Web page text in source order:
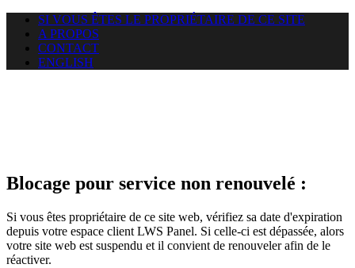
SI VOUS ÊTES LE PROPRIÉTAIRE DE CE SITE
A PROPOS
CONTACT
ENGLISH
Blocage pour service non renouvelé :
Si vous êtes propriétaire de ce site web, vérifiez sa date d'expiration
depuis votre espace client LWS Panel. Si celle-ci est dépassée, alors
votre site web est suspendu et il convient de renouveler afin de le
réactiver.